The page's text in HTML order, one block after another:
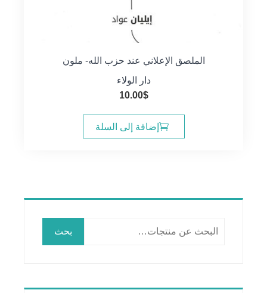
الملصق الإعلاني عند حزب الله- ملون
دار الولاء
10.00$
إضافة إلى السلة
بحث